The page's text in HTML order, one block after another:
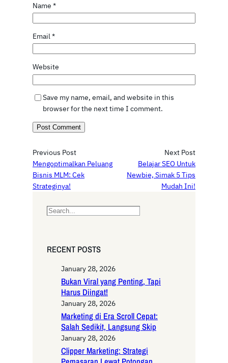
Name *
Email*
Website
Save my name, email, and website in this
browser for the next time I comment.
Previous Post
Mengoptimalkan Peluang
Bisnis MLM: Cek
Strateginya!
Next Post
Belajar SEO Untuk
Newbie, Simak 5 Tips
Mudah Ini!
S
rRECENT POSTS
January 28, 2026
Bukan Viral yang Penting, Tapi
Harus Diingat!
January 28, 2026
Marketing di Era Scroll Cepat:
Salah Sedikit, Langsung Skip
January 28, 2026
Clipper Marketing: Strategi